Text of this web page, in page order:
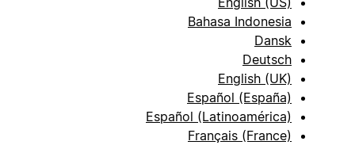
Bahasa Indonesia
Dansk
Deutsch
English (UK)
Español (España)
Español (Latinoamérica)
Français (France)